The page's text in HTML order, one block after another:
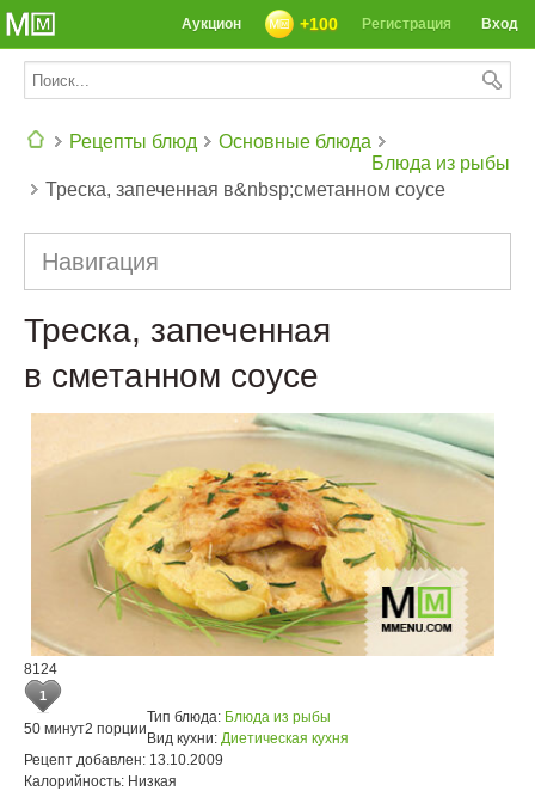
СЕГОДНЯ: 39142 РЕЦЕПТА
Вход
Регистрация
+100
Аукцион
Рецепты блюд
Основные блюда
Блюда из рыбы
Треска, запеченная в&nbsp;сметанном соусе
Навигация
Треска, запеченная
в сметанном соусе
8124
1
50 минут2 порции
Тип блюда: Блюда из рыбы
Вид кухни: Диетическая кухня
Рецепт добавлен: 13.10.2009
Калорийность: Низкая